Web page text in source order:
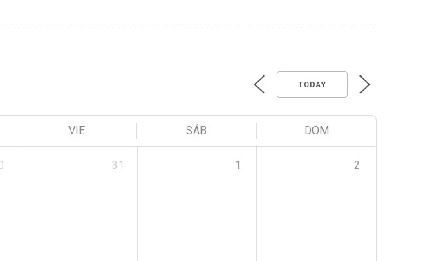
TODAY
VIE SÁB DOM
31 1 2